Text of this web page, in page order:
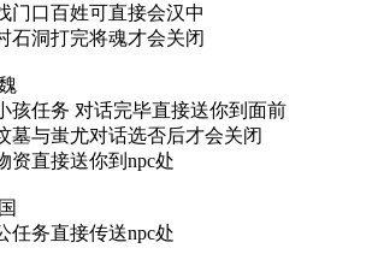
门口百姓可直接会汉中
石洞打完将魂才会关闭
孩任务 对话完毕直接送你到面前
墓与蚩尤对话选否后才会关闭
资直接送你到npc处
任务直接传送npc处